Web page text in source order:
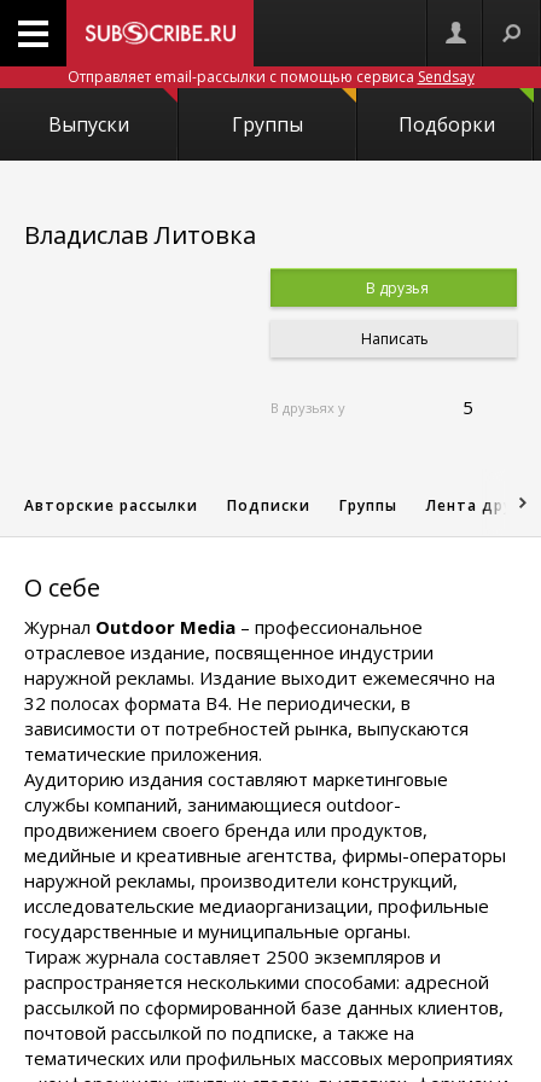
Отправляет email-рассылки с помощью сервиса Sendsay
Выпуски Группы Подборки
Владислав Литовка
В друзья
Написать
В друзьях у 5
Авторские рассылки Подписки Группы Лента друзей
О себе
Журнал Outdoor Media – профессиональное
отраслевое издание, посвященное индустрии
наружной рекламы. Издание выходит ежемесячно на
32 полосах формата В4. Не периодически, в
зависимости от потребностей рынка, выпускаются
тематические приложения.
Аудиторию издания составляют маркетинговые
службы компаний, занимающиеся outdoor-
продвижением своего бренда или продуктов,
медийные и креативные агентства, фирмы-операторы
наружной рекламы, производители конструкций,
исследовательские медиаорганизации, профильные
государственные и муниципальные органы.
Тираж журнала составляет 2500 экземпляров и
распространяется несколькими способами: адресной
рассылкой по сформированной базе данных клиентов,
почтовой рассылкой по подписке, а также на
тематических или профильных массовых мероприятиях